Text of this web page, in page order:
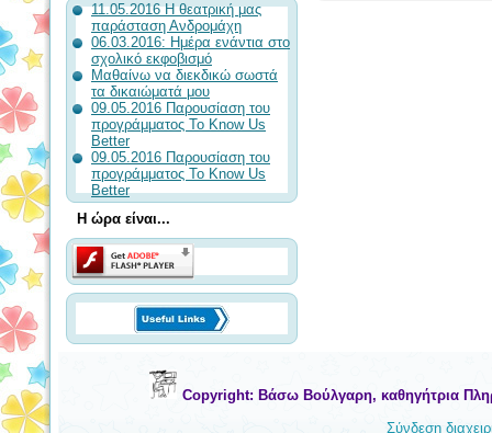
11.05.2016 Η θεατρική μας
παράσταση Ανδρομάχη
06.03.2016: Ημέρα ενάντια στο
σχολικό εκφοβισμό
Μαθαίνω να διεκδικώ σωστά
τα δικαιώματά μου
09.05.2016 Παρουσίαση του
προγράμματος To Know Us
Better
09.05.2016 Παρουσίαση του
προγράμματος To Know Us
Better
Η ώρα είναι...
Copyright: Βάσω Βούλγαρη, καθηγήτρια
Σύνδεση